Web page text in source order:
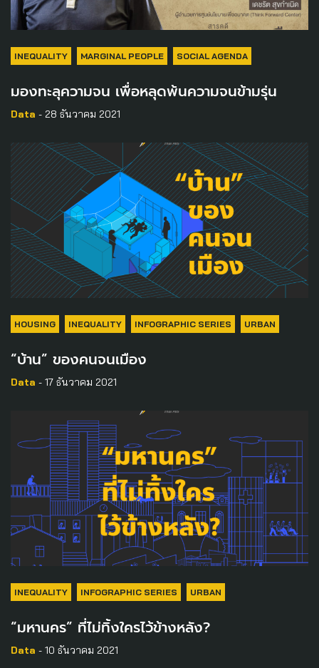
INEQUALITY MARGINAL PEOPLE SOCIAL AGENDA
มองทะลุความจน เพื่อหลุดพ้นความจนข้ามรุ่น
Data - 28 ธันวาคม 2021
HOUSING INEQUALITY INFOGRAPHIC SERIES URBAN
“บ้าน” ของคนจนเมือง
Data - 17 ธันวาคม 2021
INEQUALITY INFOGRAPHIC SERIES URBAN
“มหานคร” ที่ไม่ทิ้งใครไว้ข้างหลัง?
Data - 10 ธันวาคม 2021